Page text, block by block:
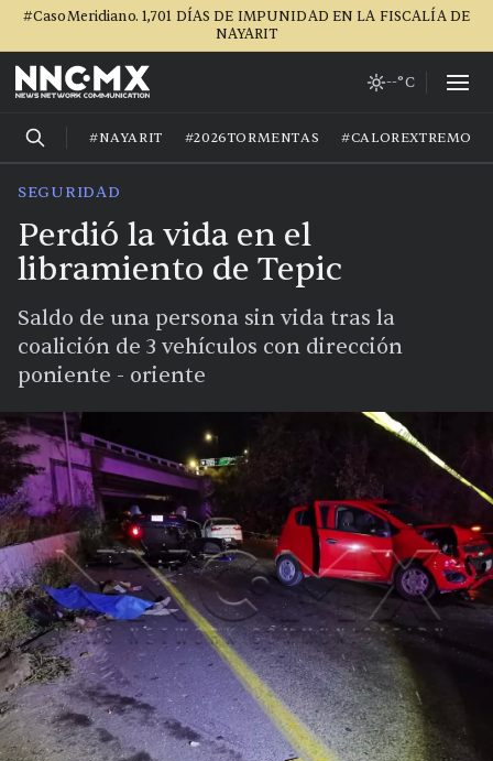
#CasoMeridiano. 1,701 DÍAS DE IMPUNIDAD EN LA FISCALÍA DE
NAYARIT
--°C
#NAYARIT #2026TORMENTAS #CALOREXTREMO
SEGURIDAD
Perdió la vida en el
libramiento de Tepic
Saldo de una persona sin vida tras la
coalición de 3 vehículos con dirección
poniente - oriente